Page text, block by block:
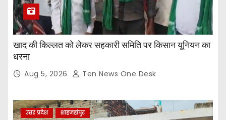
खाद की किल्लत को लेकर सहकारी समिति पर किसान यूनियन का
धरना
Aug 5, 2026 Ten News One Desk
उत्तर प्रदेश शाहजहांपुर